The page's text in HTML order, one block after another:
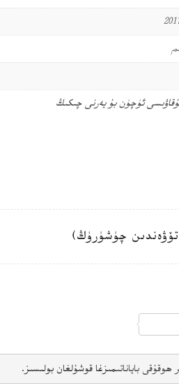
ئۈچۈن بۇ يەرنى چىكىڭ
چۈشۈرۈڭ)
ھوقۇقى باياناتىمىزغا قوشۇلغان بولىسىز.